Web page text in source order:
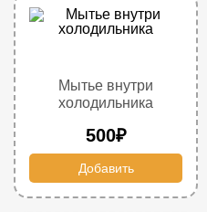
Мытье внутри
холодильника
500₽
Добавить